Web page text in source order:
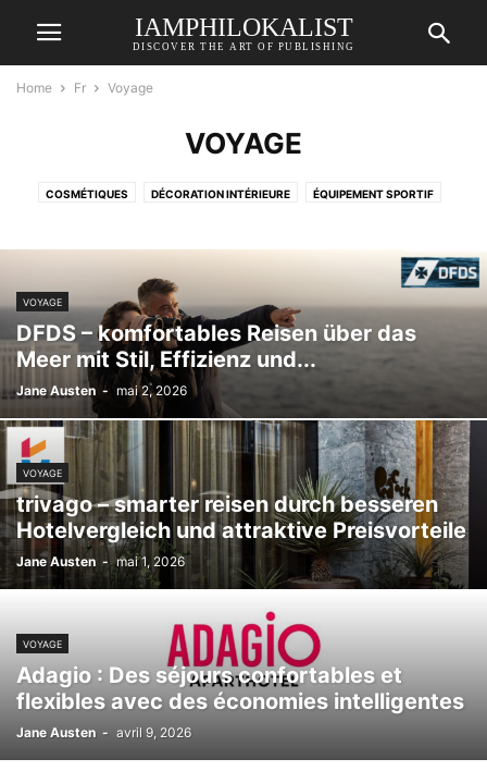
IAMPHILOKALIST
DISCOVER THE ART OF PUBLISHING
Home Fr Voyage
VOYAGE
COSMÉTIQUES DÉCORATION INTÉRIEURE ÉQUIPEMENT SPORTIF
TECHNOLOGIE ÉDUCATIVE VOYAGE
VOYAGE
DFDS – komfortables Reisen über das
Meer mit Stil, Effizienz und...
Jane Austen - mai 2, 2026
VOYAGE
trivago – smarter reisen durch besseren
Hotelvergleich und attraktive Preisvorteile
Jane Austen - mai 1, 2026
VOYAGE
Adagio : Des séjours confortables et
flexibles avec des économies intelligentes
Jane Austen - avril 9, 2026